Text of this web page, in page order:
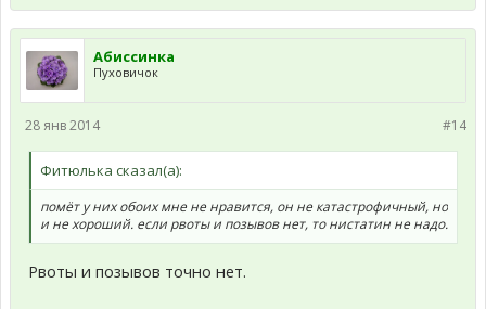
Абиссинка
Пуховичок
#14
28 янв 2014
Фитюлька сказал(а):
помёт у них обоих мне не нравится, он не катастрофичный, но
и не хороший. если рвоты и позывов нет, то нистатин не надо.
Рвоты и позывов точно нет.